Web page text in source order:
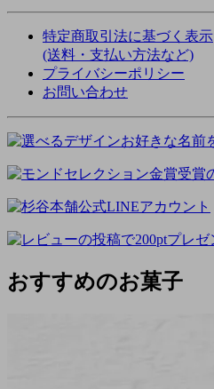
特定商取引法に基づく表示
(送料・支払い方法など)
プライバシーポリシー
お問い合わせ
おすすめのお菓子